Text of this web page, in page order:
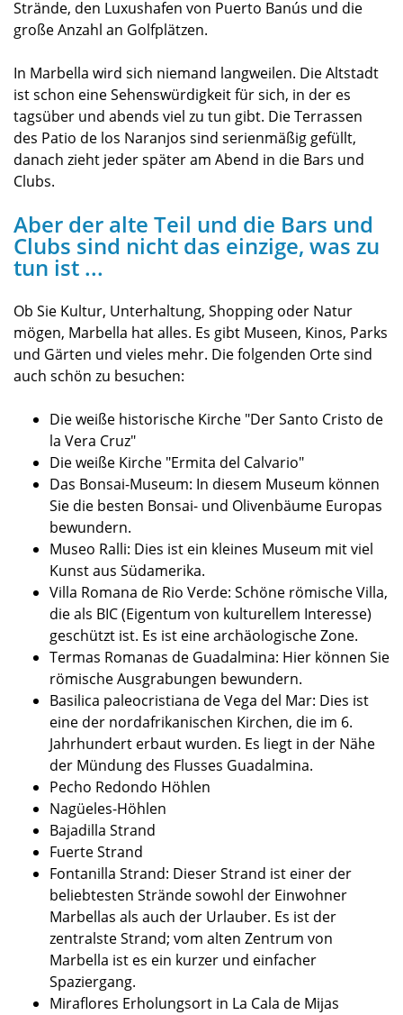
Strände, den Luxushafen von Puerto Banús und die
große Anzahl an Golfplätzen.
In Marbella wird sich niemand langweilen. Die Altstadt
ist schon eine Sehenswürdigkeit für sich, in der es
tagsüber und abends viel zu tun gibt. Die Terrassen
des Patio de los Naranjos sind serienmäßig gefüllt,
danach zieht jeder später am Abend in die Bars und
Clubs.
Aber der alte Teil und die Bars und
Clubs sind nicht das einzige, was zu
tun ist ...
Ob Sie Kultur, Unterhaltung, Shopping oder Natur
mögen, Marbella hat alles. Es gibt Museen, Kinos, Parks
und Gärten und vieles mehr. Die folgenden Orte sind
auch schön zu besuchen:
Die weiße historische Kirche "Der Santo Cristo de
la Vera Cruz"
Die weiße Kirche "Ermita del Calvario"
Das Bonsai-Museum: In diesem Museum können
Sie die besten Bonsai- und Olivenbäume Europas
bewundern.
Museo Ralli: Dies ist ein kleines Museum mit viel
Kunst aus Südamerika.
Villa Romana de Rio Verde: Schöne römische Villa,
die als BIC (Eigentum von kulturellem Interesse)
geschützt ist. Es ist eine archäologische Zone.
Termas Romanas de Guadalmina: Hier können Sie
römische Ausgrabungen bewundern.
Basilica paleocristiana de Vega del Mar: Dies ist
eine der nordafrikanischen Kirchen, die im 6.
Jahrhundert erbaut wurden. Es liegt in der Nähe
der Mündung des Flusses Guadalmina.
Pecho Redondo Höhlen
Nagüeles-Höhlen
Bajadilla Strand
Fuerte Strand
Fontanilla Strand: Dieser Strand ist einer der
beliebtesten Strände sowohl der Einwohner
Marbellas als auch der Urlauber. Es ist der
zentralste Strand; vom alten Zentrum von
Marbella ist es ein kurzer und einfacher
Spaziergang.
Miraflores Erholungsort in La Cala de Mijas